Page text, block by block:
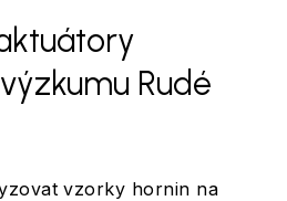
Rudé
vzorky hornin na